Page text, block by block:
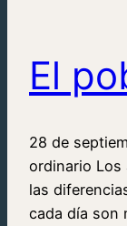
El
28 de
ordinario Los
las
cada día son